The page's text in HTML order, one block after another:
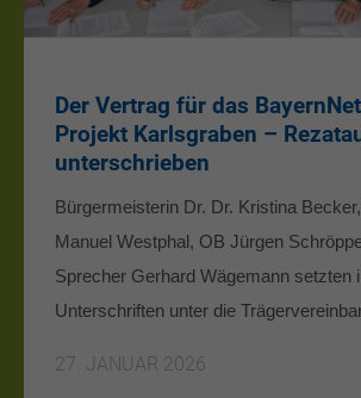
Der Vertrag für das
Projekt Karlsgraben –
unterschrieben
Bürgermeisterin Dr. Dr. Kristina
Manuel Westphal, OB Jürgen
Sprecher Gerhard Wägemann setzten
Unterschriften unter die
27. JANUAR 2026